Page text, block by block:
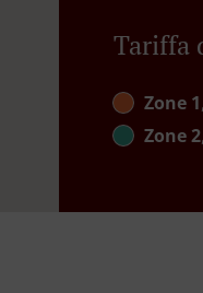
Tariffa
Zone 1
Zone 2